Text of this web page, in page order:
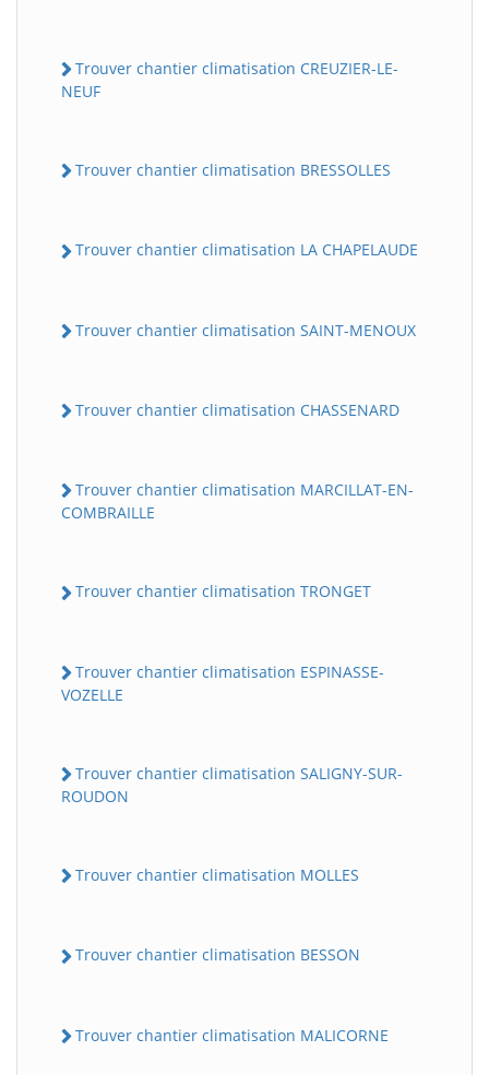
Trouver chantier climatisation CREUZIER-LE-
NEUF
Trouver chantier climatisation BRESSOLLES
Trouver chantier climatisation LA CHAPELAUDE
Trouver chantier climatisation SAINT-MENOUX
Trouver chantier climatisation CHASSENARD
Trouver chantier climatisation MARCILLAT-EN-
COMBRAILLE
Trouver chantier climatisation TRONGET
Trouver chantier climatisation ESPINASSE-
VOZELLE
Trouver chantier climatisation SALIGNY-SUR-
ROUDON
Trouver chantier climatisation MOLLES
Trouver chantier climatisation BESSON
Trouver chantier climatisation MALICORNE